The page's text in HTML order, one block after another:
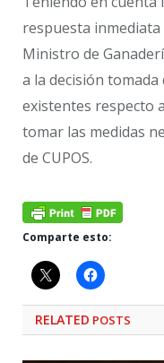
respuesta inmediata
Ministro de
a la decisión
existentes respecto
tomar las medidas
de CUPOS.
Comparte esto:
RELATED POSTS